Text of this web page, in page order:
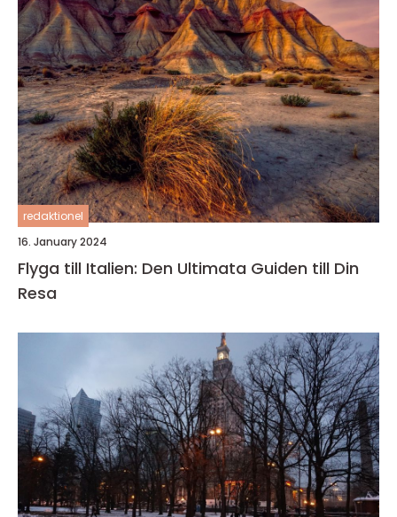
redaktionel
16. January 2024
Flyga till Italien: Den Ultimata Guiden till Din
Resa